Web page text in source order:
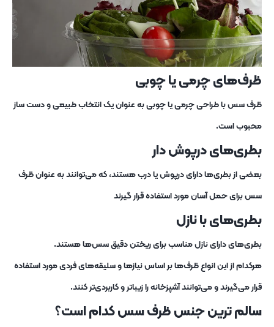
ظرف‌های چرمی یا چوبی
ظرف سس با طراحی چرمی یا چوبی به عنوان یک انتخاب طبیعی و دست‌ ساز
محبوب است.
بطری‌های درپوش دار
بعضی از بطری‌ها دارای درپوش یا درب هستند، که می‌توانند به عنوان ظرف
سس برای حمل آسان مورد استفاده قرار گیرند
بطری‌های با نازل
بطری‌های دارای نازل مناسب برای ریختن دقیق سس‌ها هستند.
هرکدام از این انواع ظرف‌ها بر اساس نیازها و سلیقه‌های فردی مورد استفاده
قرار می‌گیرند و می‌توانند آشپزخانه را زیباتر و کاربردی‌تر کنند.
سالم ترین جنس ظرف سس کدام است؟